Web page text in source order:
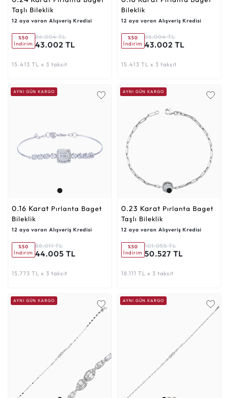
Taşlı Bileklik
12 aya varan Alışveriş Kredisi
%50
İndirim
86.004 TL
43.002 TL
15.413 TL x 3 taksit
Bileklik
12 aya varan Alışveriş Kredisi
%50
İndirim
86.004 TL
43.002 TL
15.413 TL x 3 taksit
AYNI GÜN KARGO
0.16 Karat
Bileklik
12 aya varan Alışveriş Kredisi
%50
İndirim
88.011 TL
44.005 TL
15.773 TL x 3 taksit
AYNI GÜN KARGO
0.23 Karat
Taşlı Bileklik
12 aya varan Alışveriş Kredisi
%50
İndirim
101.055 TL
50.527 TL
18.111 TL x 3 taksit
AYNI GÜN KARGO AYNI GÜN KARGO